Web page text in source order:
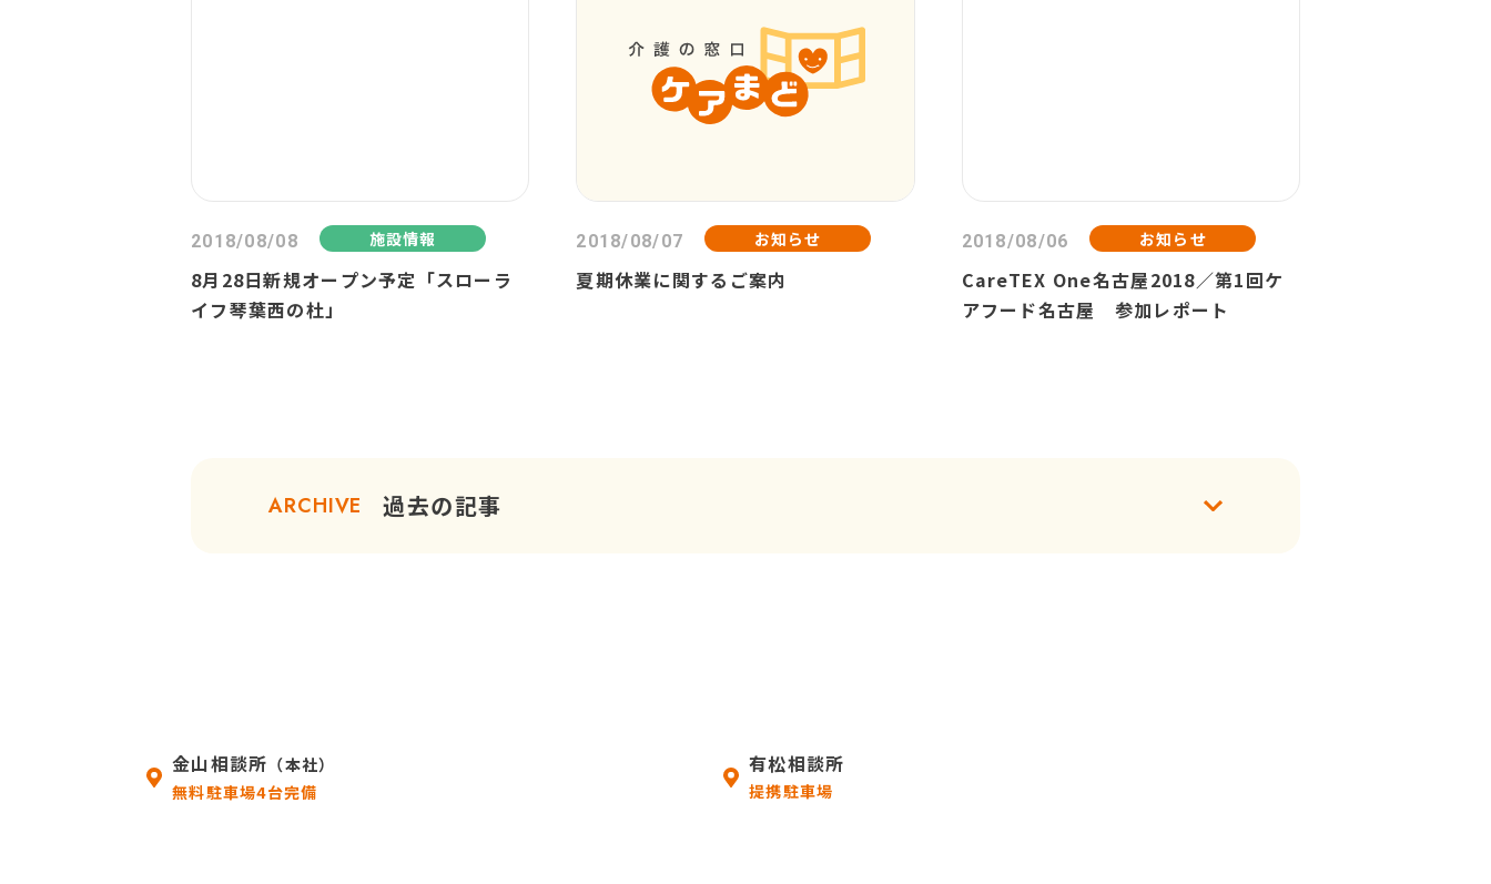
2018/08/08 施設情報
8月28日新規オープン予定「スローラ
イフ琴葉西の杜」
2018/08/07 お知らせ
夏期休業に関するご案内
2018/08/06 お知らせ
CareTEX One名古屋2018／第1回ケ
アフード名古屋 参加レポート
ARCHIVE 過去の記事
金山相談所 （本社）
無料駐車場4台完備
有松相談所
提携駐車場